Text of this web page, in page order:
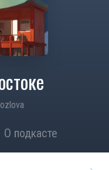
О подкасте